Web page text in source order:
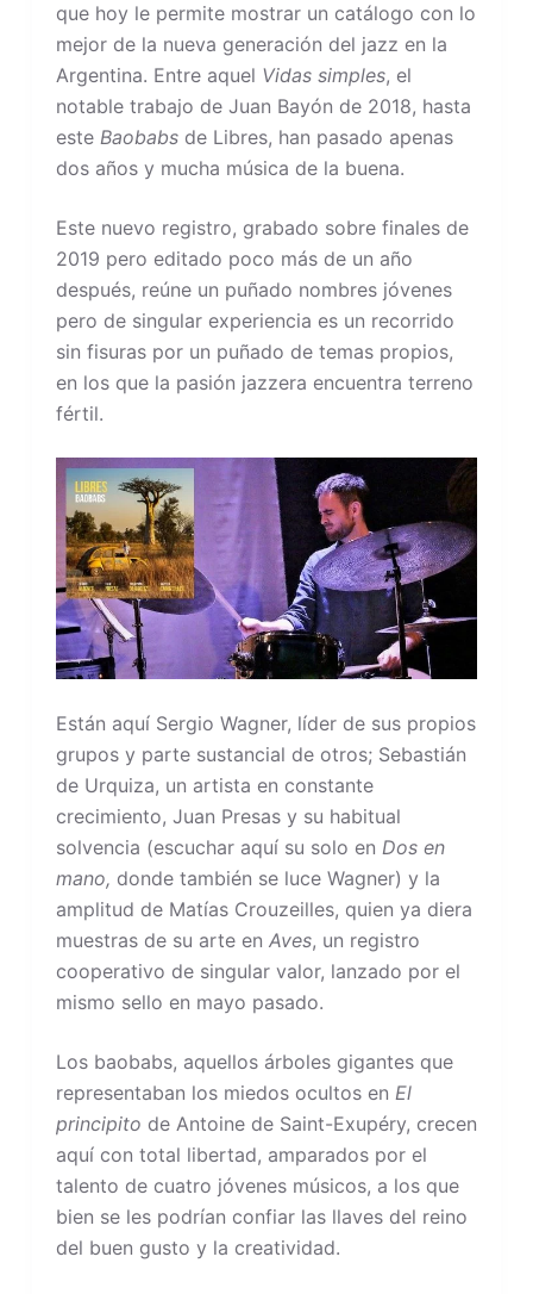
que hoy le permite mostrar un catálogo con lo
mejor de la nueva generación del jazz en la
Argentina. Entre aquel Vidas simples, el
notable trabajo de Juan Bayón de 2018, hasta
esteBaobabsde Libres, han pasado apenas
dos años y mucha música de la buena.
Este nuevo registro, grabado sobre finales de
2019 pero editado poco más de un año
después, reúne un puñado nombres jóvenes
pero de singular experiencia es un recorrido
sin fisuras por un puñado de temas propios,
en los que la pasión jazzera encuentra terreno
fértil.
Están aquí Sergio Wagner, líder de sus propios
grupos y parte sustancial de otros; Sebastián
de Urquiza, un artista en constante
crecimiento, Juan Presas y su habitual
solvencia (escuchar aquí su solo en Dos en
mano, donde también se luce Wagner) y la
amplitud de Matías Crouzeilles, quien ya diera
muestras de su arte en Aves, un registro
cooperativo de singular valor, lanzado por el
mismo sello en mayo pasado.
Los baobabs, aquellos árboles gigantes que
representaban los miedos ocultos en El
principito de Antoine de Saint-Exupéry, crecen
aquí con total libertad, amparados por el
talento de cuatro jóvenes músicos, a los que
bien se les podrían confiar las llaves del reino
del buen gusto y la creatividad.